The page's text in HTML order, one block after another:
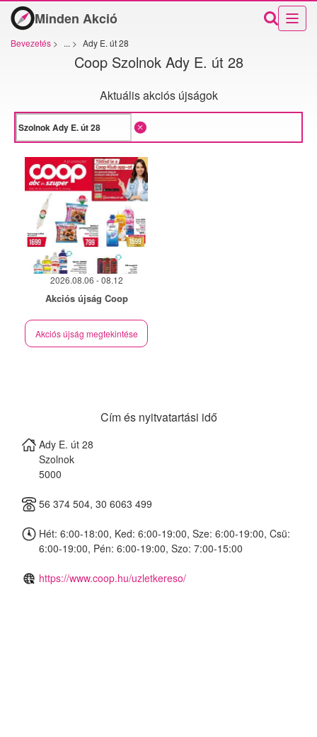
Minden Akció
Bevezetés > ... > Ady E. út 28
Coop Szolnok Ady E. út 28
Aktuális akciós újságok
2026.08.06 - 08.12
Akciós újság Coop
Akciós újság megtekintése
Cím és nyitvatartási idő
Ady E. út 28
Szolnok
5000
56 374 504, 30 6063 499
Hét: 6:00-18:00, Ked: 6:00-19:00, Sze: 6:00-19:00, Csü:
6:00-19:00, Pén: 6:00-19:00, Szo: 7:00-15:00
https://www.coop.hu/uzletkereso/